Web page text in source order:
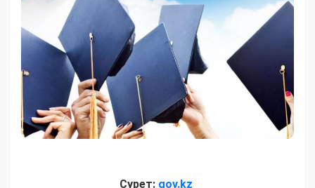
Сурет: gov.kz